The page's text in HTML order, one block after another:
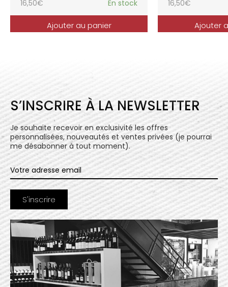
16,50€ En stock
Ajouter au panier
16,50€
Ajouter
S’INSCRIRE À LA NEWSLETTER
Je souhaite recevoir en exclusivité les offres
personnalisées, nouveautés et ventes privées (je pourrai
me désabonner à tout moment).